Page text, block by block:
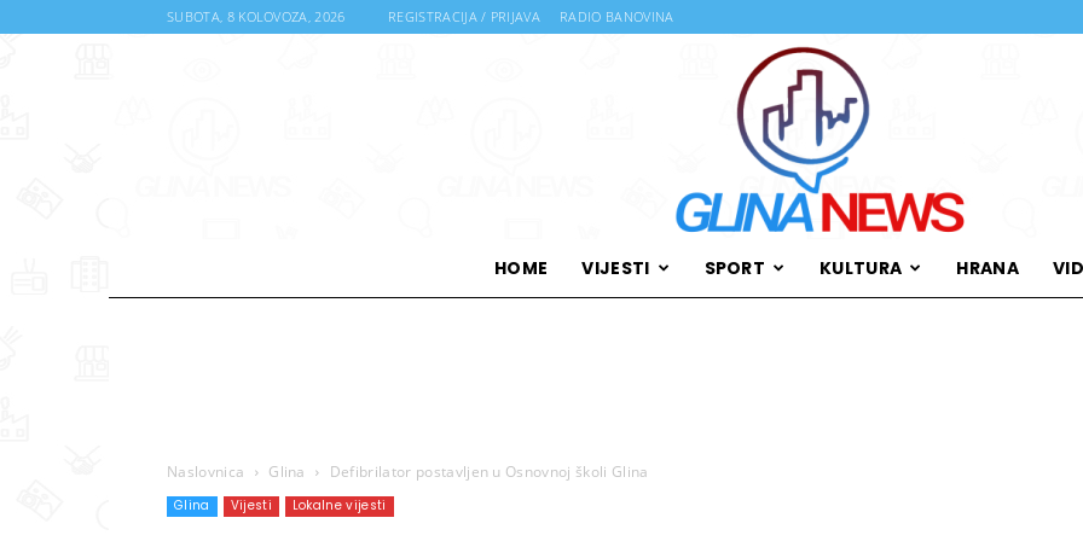
SUBOTA, 8 KOLOVOZA, 2026 REGISTRACIJA / PRIJAVA RADIO BANOVINA
HOME VIJESTI SPORT KULTURA HRANA
Naslovnica Glina Defibrilator postavljen u Osnovnoj školi Glina
Glina Vijesti Lokalne vijesti